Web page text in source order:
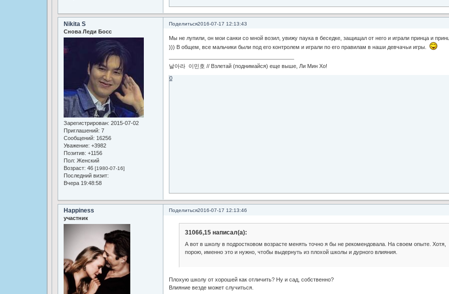
Поделиться2016-07-17 12:13:43
Nikita S
Снова Леди Босс
Зарегистрирован: 2015-07-02
Приглашений: 7
Сообщений: 16256
Уважение: +3982
Позитив: +1156
Пол: Женский
Возраст: 46 [1980-07-16]
Последний визит:
Вчера 19:48:58
Мы не лупили, он мои санки со мной возил, увижу паука в беседке, защищал от него и играли принца и
))) В общем, все мальчики были под его контролем и играли по его правилам в наши девчачьи игры.
날아라 이민호 // Взлетай (поднимайся) еще выше, Ли Мин Хо!
0
Поделиться2016-07-17 12:13:46
Happiness
участник
31066,15 написал(а):
А вот в школу в подростковом возрасте менять точно я бы не рекомендовала. На своем опыте. Хотя,
порою, именно это и нужно, чтобы выдернуть из плохой школы и дурного влияния.
Плохую школу от хорошей как отличить? Ну и сад, собственно?
Влияние везде может случиться.